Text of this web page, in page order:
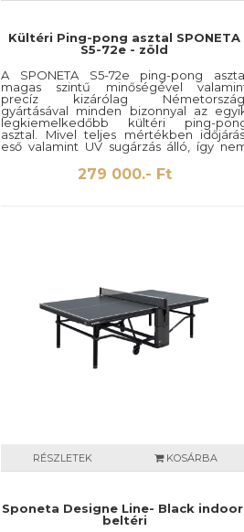
Kültéri Ping-pong asztal SPONETA
S5-72e - zöld
A SPONETA S5-72e ping-pong
magas szintű minőségével
precíz kizárólag
gyártásával minden bizonnyal az
legkiemelkedőbb kültéri ping-
asztal. Mivel teljes mértékben
eső valamint UV sugárzás álló, így
kell az időjárási körülményktől tartanunk.
279 000.- Ft
RÉSZLETEK KOSÁRBA
Sponeta Designe Line- Black
beltéri